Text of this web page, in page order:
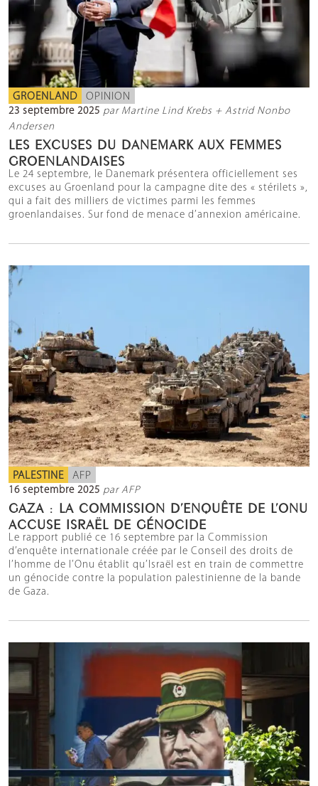
GROENLAND OPINION
23 septembre 2025 par Martine Lind Krebs + Astrid Nonbo
Andersen
LES EXCUSES DU DANEMARK AUX FEMMES
GROENLANDAISES
Le 24 septembre, le Danemark présentera officiellement ses
excuses au Groenland pour la campagne dite des « stérilets »,
qui a fait des milliers de victimes parmi les femmes
groenlandaises. Sur fond de menace d’annexion américaine.
PALESTINE AFP
16 septembre 2025 par AFP
GAZA : LA COMMISSION D’ENQUÊTE DE L’ONU
ACCUSE ISRAËL DE GÉNOCIDE
Le rapport publié ce 16 septembre par la Commission
d’enquête internationale créée par le Conseil des droits de
l’homme de l’Onu établit qu’Israël est en train de commettre
un génocide contre la population palestinienne de la bande
de Gaza.